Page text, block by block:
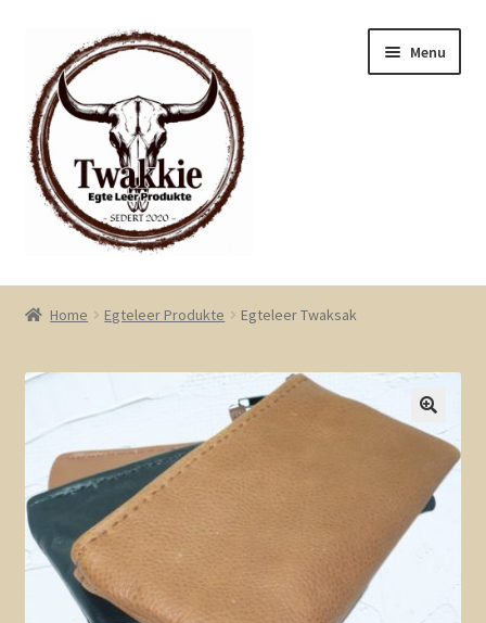
navigation
content
Menu
Home
Winkel
Mandjie
Checkout
Home Egteleer Produkte Egteleer Twaksak